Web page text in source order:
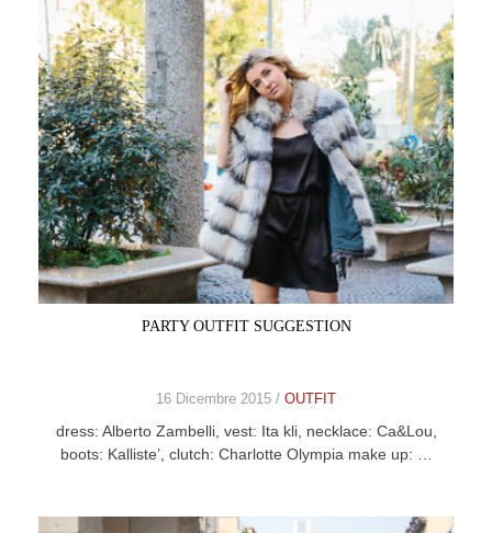
PARTY OUTFIT SUGGESTION
16 Dicembre 2015 / OUTFIT
dress: Alberto Zambelli, vest: Ita kli, necklace: Ca&Lou,
boots: Kalliste’, clutch: Charlotte Olympia make up: …